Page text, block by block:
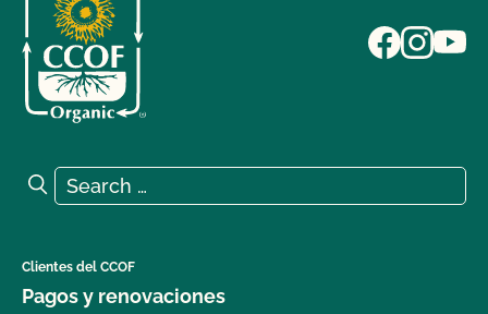
Search for:
Search
Clientes del CCOF
Pagos y renovaciones